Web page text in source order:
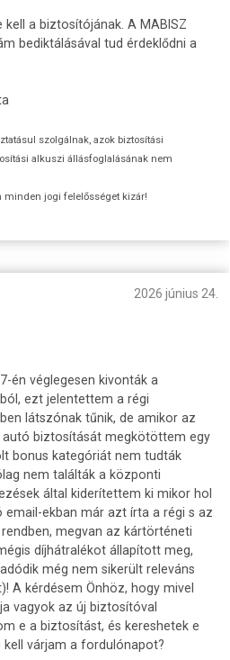
a biztosítójának. A MABISZ
bediktálásával tud érdeklődni a
szolgálnak, azok biztosítási
alkuszi állásfoglalásának nem
minden jogi felelősséget kizár!
2026 június 24.
én véglegesen kivonták a
ezt jelentettem a régi
látszónak tűnik, de amikor az
autó biztosítását megkötöttem egy
bonus kategóriát nem tudták
nem találták a központi
által kiderítettem ki mikor hol
ekban már azt írta a régi s az
megvan az kártörténeti
díjhátralékot állapított meg,
még nem sikerült releváns
A kérdésem Önhöz, hogy mivel
vagyok az új biztosítóval
e a biztosítást, és kereshetek e
várjam a fordulónapot?